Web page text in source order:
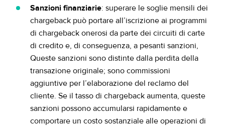
Sanzioni finanziarie: superare le soglie mensili dei
chargeback può portare all’iscrizione ai programmi
di chargeback onerosi da parte dei circuiti di carte
di credito e, di conseguenza, a pesanti sanzioni,
Queste sanzioni sono distinte dalla perdita della
transazione originale; sono commissioni
aggiuntive per l’elaborazione del reclamo del
cliente. Se il tasso di chargeback aumenta, queste
sanzioni possono accumularsi rapidamente e
comportare un costo sostanziale alle operazioni di